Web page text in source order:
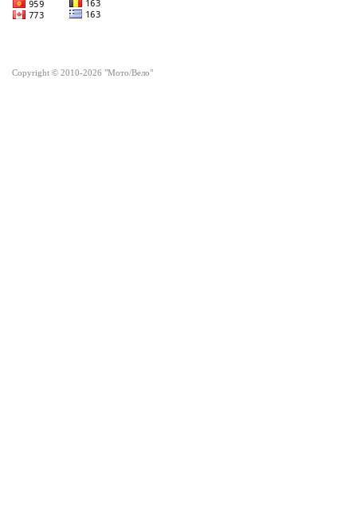
Copyright © 2010-2026 "Мото/Вело"